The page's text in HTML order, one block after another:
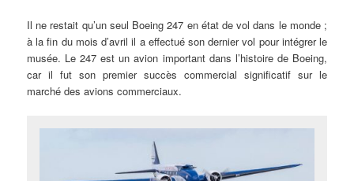
Il ne restait qu’un seul Boeing 247 en état de vol dans le monde ;
à la fin du mois d’avril il a effectué son dernier vol pour intégrer le
musée. Le 247 est un avion important dans l’histoire de Boeing,
car il fut son premier succès commercial significatif sur le
marché des avions commerciaux.